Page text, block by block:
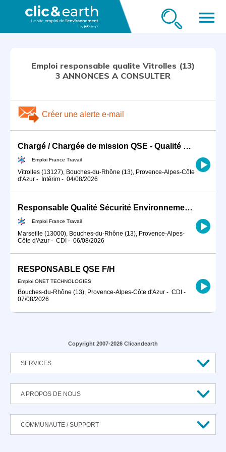
menu
Emploi responsable qualite Vitrolles (13)
3 ANNONCES A CONSULTER
Créer une alerte e-mail
Chargé / Chargée de mission QSE - Qualité Sécurité Environnement (H/F)
Emploi France Travail
Vitrolles (13127), Bouches-du-Rhône (13), Provence-Alpes-Côte
d'Azur - Intérim - 04/08/2026
Responsable Qualité Sécurité Environnement -QSE- en industrie (H/F)
Emploi France Travail
Marseille (13000), Bouches-du-Rhône (13), Provence-Alpes-
Côte d'Azur - CDI - 06/08/2026
RESPONSABLE QSE F/H
Emploi ONET TECHNOLOGIES
Bouches-du-Rhône (13), Provence-Alpes-Côte d'Azur - CDI -
07/08/2026
Copyright 2007-2026 Clicandearth
SERVICES
A PROPOS DE NOUS
COMMUNAUTE / SUPPORT